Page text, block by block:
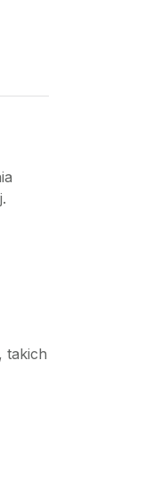
takich